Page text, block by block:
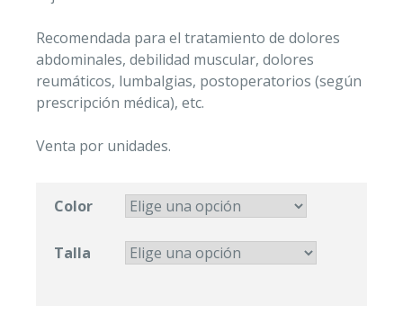
Recomendada para el tratamiento de dolores
abdominales, debilidad muscular, dolores
reumáticos, lumbalgias, postoperatorios (según
prescripción médica), etc.
Venta por unidades.
Color
Talla